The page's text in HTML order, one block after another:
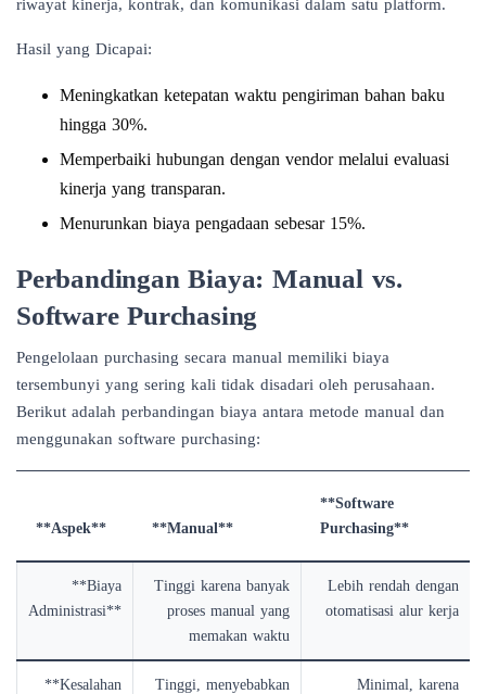
riwayat kinerja, kontrak, dan komunikasi dalam satu platform.
Hasil yang Dicapai:
Meningkatkan ketepatan waktu pengiriman bahan baku
hingga 30%.
Memperbaiki hubungan dengan vendor melalui evaluasi
kinerja yang transparan.
Menurunkan biaya pengadaan sebesar 15%.
Perbandingan Biaya: Manual vs.
Software Purchasing
Pengelolaan purchasing secara manual memiliki biaya
tersembunyi yang sering kali tidak disadari oleh perusahaan.
Berikut adalah perbandingan biaya antara metode manual dan
menggunakan software purchasing:
**Aspek** **Manual**
**Software
Purchasing**
**Biaya
Administrasi**
Tinggi karena banyak
proses manual yang
memakan waktu
Lebih rendah dengan
otomatisasi alur kerja
**Kesalahan
Tinggi, menyebabkan
Minimal, karena